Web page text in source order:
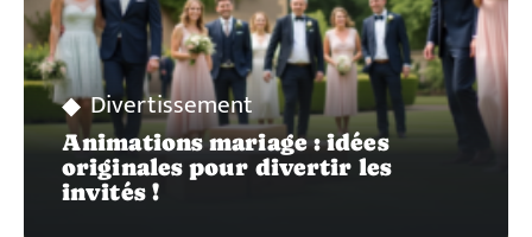
Divertissement
Animations mariage : idées
originales pour divertir les
invités !